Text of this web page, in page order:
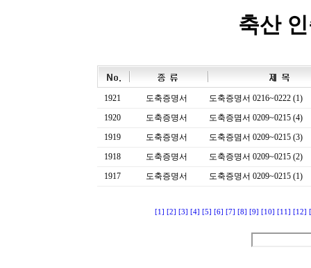
축산
1921 도축증명서
도축증명서 0216~0222 (1)
1920
도축증명서
도축증몀서 0209~0215 (4)
1919
도축증명서
도축증몀서 0209~0215 (3)
1918
도축증명서
도축증명서 0209~0215 (2)
1917
도축증명서 도축증명서 0209~0215 (1)
[1] [2] [3] [4] [5] [6] [7] [8] [9] [10] [11] [12]